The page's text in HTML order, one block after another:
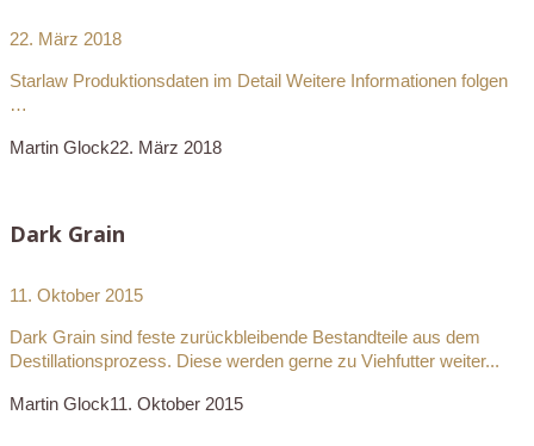
22. März 2018
Starlaw Produktionsdaten im Detail Weitere Informationen folgen
…
Martin Glock22. März 2018
Dark Grain
11. Oktober 2015
Dark Grain sind feste zurückbleibende Bestandteile aus dem
Destillationsprozess. Diese werden gerne zu Viehfutter weiter...
Martin Glock11. Oktober 2015